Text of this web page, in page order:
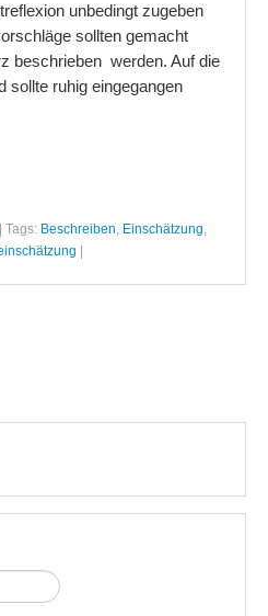
unbedingt zugeben
sollten gemacht
beschrieben werden. Auf die
sollte ruhig eingegangen
Tags: Beschreiben, Einschätzung,